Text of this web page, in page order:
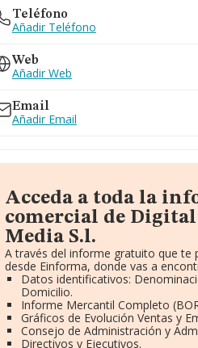
Teléfono
Añadir Teléfono
Web
Añadir Web
Email
Añadir Email
Acceda a toda la
comercial de
Media S.l.
A través del informe gratuito que te
desde Einforma, donde vas a
Datos identificativos:
Domicilio.
Informe Mercantil Completo
Gráficos de Evolución Ventas y
Consejo de Administración y
Directivos y Ejecutivos.